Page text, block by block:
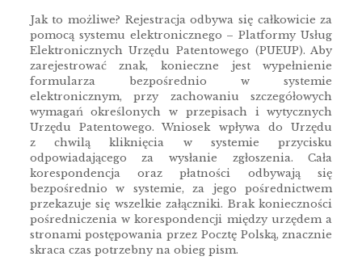
Jak to możliwe? Rejestracja odbywa się całkowicie za
pomocą systemu elektronicznego – Platformy Usług
Elektronicznych Urzędu Patentowego (PUEUP). Aby
zarejestrować znak, konieczne jest wypełnienie
formularza bezpośrednio w systemie
elektronicznym, przy zachowaniu szczegółowych
wymagań określonych w przepisach i wytycznych
Urzędu Patentowego. Wniosek wpływa do Urzędu
z chwilą kliknięcia w systemie przycisku
odpowiadającego za wysłanie zgłoszenia. Cała
korespondencja oraz płatności odbywają się
bezpośrednio w systemie, za jego pośrednictwem
przekazuje się wszelkie załączniki. Brak konieczności
pośredniczenia w korespondencji między urzędem a
stronami postępowania przez Pocztę Polską, znacznie
skraca czas potrzebny na obieg pism.